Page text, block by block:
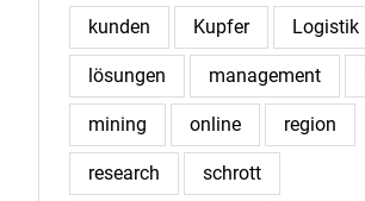
kunden Kupfer Logistik
lösungen management
mining online region
research schrott